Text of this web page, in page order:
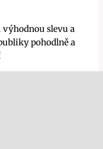
slevu a
pohodlně a